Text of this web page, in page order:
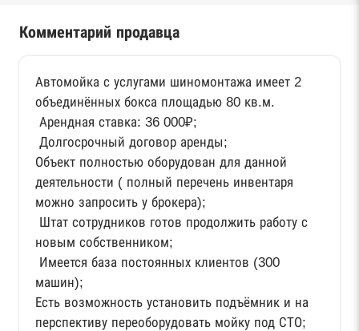
Комментарий продавца
Автомойка с услугами шиномонтажа имеет 2
объединённых бокса площадью 80 кв.м.
Арендная ставка: 36 000₽;
Долгосрочный договор аренды;
Объект полностью оборудован для данной
деятельности ( полный перечень инвентаря
можно запросить у брокера);
Штат сотрудников готов продолжить работу с
новым собственником;
Имеется база постоянных клиентов (300
машин);
Есть возможность установить подъёмник и на
перспективу переоборудовать мойку под СТО;